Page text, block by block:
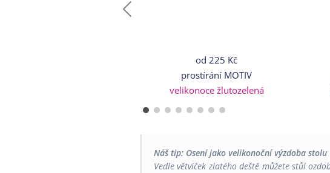
od225 Kč
prostírání MOTIV
velikonoce žlutozelená
Náš tip: Osení jako velikonoční výzdoba stolu
Vedle větviček zlatého deště můžete stůl